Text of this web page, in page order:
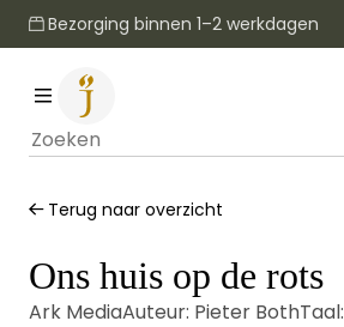
Bezorging binnen 1–2 werkdagen
Terug naar overzicht
Ons huis op de rots
Ark MediaAuteur: Pieter BothTaal: